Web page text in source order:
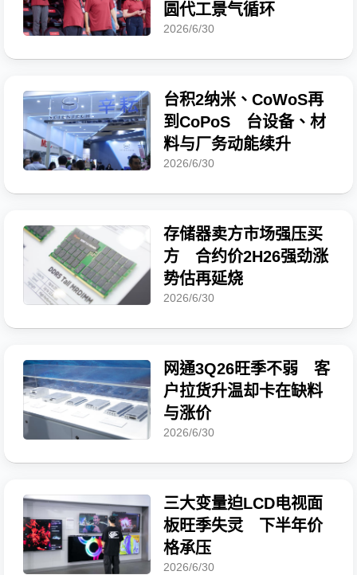
圆代工景气循环
2026/6/30
台积2纳米、CoWoS再
到CoPoS 台设备、材
料与厂务动能续升
2026/6/30
存储器卖方市场强压买
方 合约价2H26强劲涨
势估再延烧
2026/6/30
网通3Q26旺季不弱 客
户拉货升温却卡在缺料
与涨价
2026/6/30
三大变量迫LCD电视面
板旺季失灵 下半年价
格承压
2026/6/30